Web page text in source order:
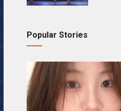
Popular Stories